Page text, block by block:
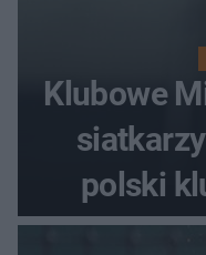
Klubowe
polski